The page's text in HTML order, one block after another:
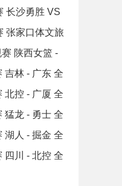
长沙勇胜 VS
张家口体文旅
陕西女篮 -
吉林 - 广东 全
北控 - 广厦 全
猛龙 - 勇士 全
湖人 - 掘金 全
四川 - 北控 全